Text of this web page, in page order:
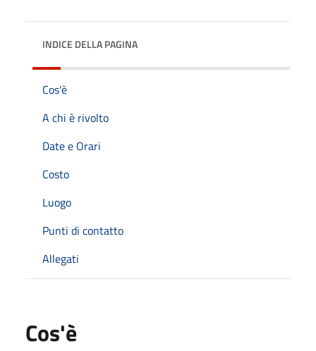
INDICE DELLA PAGINA
Cos'è
A chi è rivolto
Date e Orari
Costo
Luogo
Punti di contatto
Allegati
Cos'è